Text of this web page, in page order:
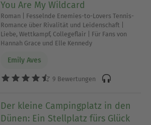
You Are My Wildcard
Roman | Fesselnde Enemies-to-Lovers Tennis-
Romance über Rivalität und Leidenschaft |
Liebe, Wettkampf, Collegeflair | Für Fans von
Hannah Grace und Elle Kennedy
Emily Aves
9 Bewertungen
Der kleine Campingplatz in den
Dünen: Ein Stellplatz fürs Glück